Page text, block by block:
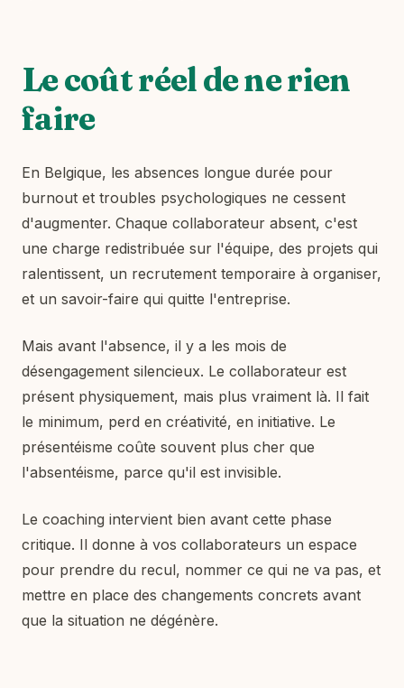
Le coût réel de ne rien
faire
En Belgique, les absences longue durée pour
burnout et troubles psychologiques ne cessent
d'augmenter. Chaque collaborateur absent, c'est
une charge redistribuée sur l'équipe, des projets qui
ralentissent, un recrutement temporaire à organiser,
et un savoir-faire qui quitte l'entreprise.
Mais avant l'absence, il y a les mois de
désengagement silencieux. Le collaborateur est
présent physiquement, mais plus vraiment là. Il fait
le minimum, perd en créativité, en initiative. Le
présentéisme coûte souvent plus cher que
l'absentéisme, parce qu'il est invisible.
Le coaching intervient bien avant cette phase
critique. Il donne à vos collaborateurs un espace
pour prendre du recul, nommer ce qui ne va pas, et
mettre en place des changements concrets avant
que la situation ne dégénère.